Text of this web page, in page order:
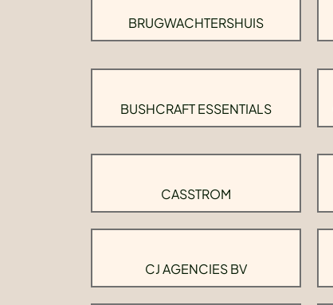
BRUGWACHTERSHUIS
BUSHCRAFT ESSENTIALS
CASSTROM
CJ AGENCIES BV